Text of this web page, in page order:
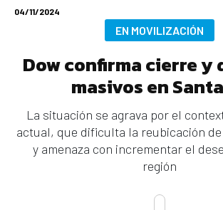
04/11/2024
EN MOVILIZACIÓN
Dow confirma cierre y
masivos en
La situación se agrava por el
actual, que dificulta la reubicación
y amenaza con incrementar el
región